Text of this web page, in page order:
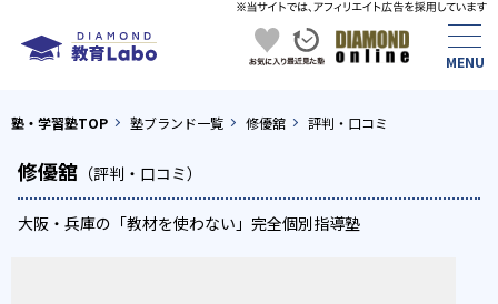
塾・学習塾TOP 塾ブランド一覧 修優舘 評判・口コミ
修優舘 （評判・口コミ）
大阪・兵庫の「教材を使わない」完全個別指導塾